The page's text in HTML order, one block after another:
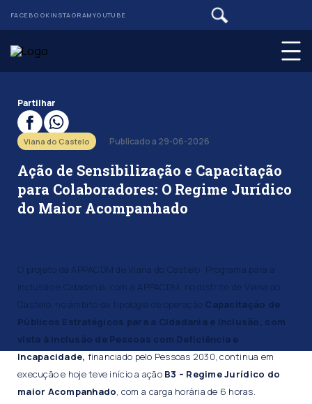
FACEBOOKINSTAGRAMYOUTUBE
Partilhar
Viana do Castelo Publicado a 29-06-2026
Ação de Sensibilização e Capacitação
para Colaboradores: O Regime Jurídico
do Maior Acompanhado
O projeto da APPACDM de Viana do Castelo: Programa para a
Inclusão e Cidadania, com a APPACDM, no distrito de Viana do
Castelo, no âmbito da tipologia de operação Capacitação de
Públicos Estratégicos para a Cidadania e Inclusão, com
vista à Inclusão de Pessoas com Deficiência e
Incapacidade, financiado pelo Pessoas 2030, continua em
execução e hoje teve início a ação B3 – Regime Jurídico do
maior Acompanhado, com a carga horária de 6 horas.